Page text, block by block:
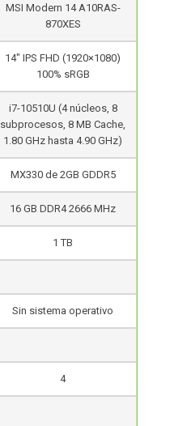
MSI Modern 14 A10RAS-
870XES
14″ IPS FHD (1920×1080)
100% sRGB
i7-10510U (4 núcleos, 8
subprocesos, 8 MB Cache,
1.80 GHz hasta 4.90 GHz)
MX330 de 2GB GDDR5
16 GB DDR4 2666 MHz
1 TB
Sin sistema operativo
4